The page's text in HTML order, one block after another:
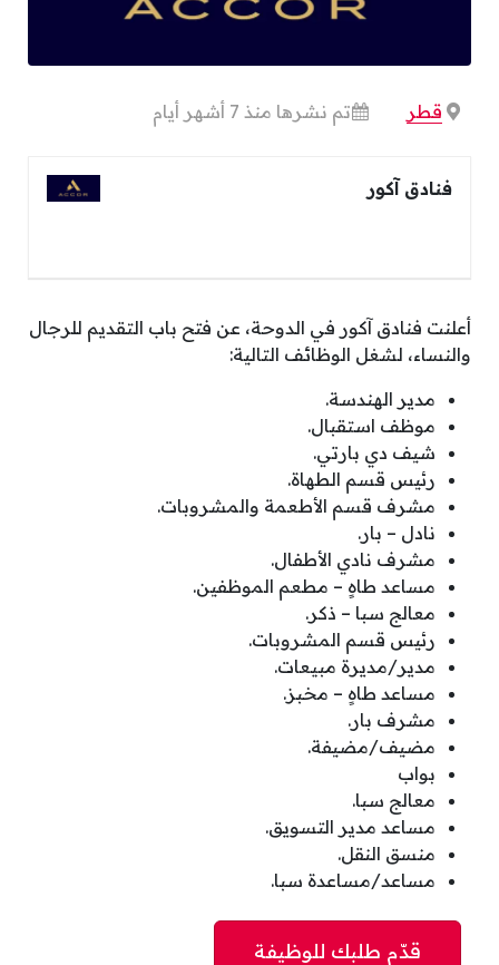
قطر تم نشرها منذ 7 أشهر أيام
فنادق آكور
أعلنت فنادق آكور في الدوحة، عن فتح باب التقديم للرجال
والنساء، لشغل الوظائف التالية:
مدير الهندسة.
موظف استقبال.
شيف دي بارتي.
رئيس قسم الطهاة.
مشرف قسم الأطعمة والمشروبات.
نادل – بار.
مشرف نادي الأطفال.
مساعد طاهٍ – مطعم الموظفين.
معالج سبا – ذكر.
رئيس قسم المشروبات.
مدير/مديرة مبيعات.
مساعد طاهٍ – مخبز.
مشرف بار.
مضيف/مضيفة.
بواب
معالج سبا.
مساعد مدير التسويق.
منسق النقل.
مساعد/مساعدة سبا.